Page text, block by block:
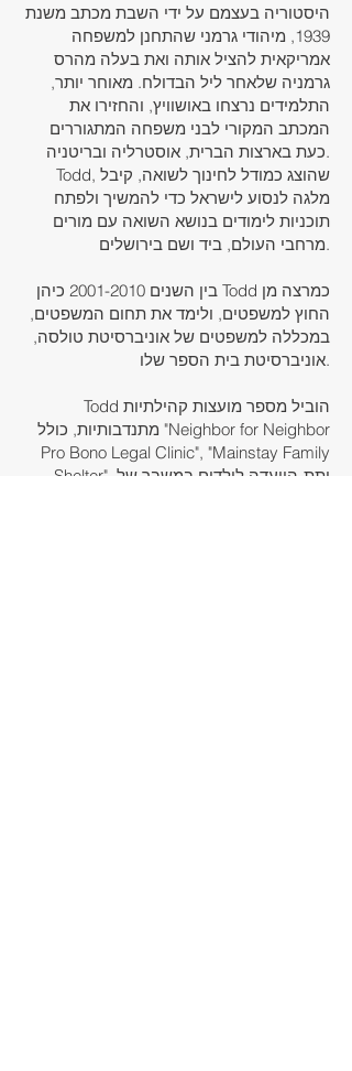
היסטוריה בעצמם על ידי השבת מכתב משנת
1939, מיהודי גרמני שהתחנן למשפחה
אמריקאית להציל אותה ואת בעלה מהרס
גרמניה שלאחר ליל הבדולח. מאוחר יותר,
התלמידים נרצחו באושוויץ, והחזירו את
המכתב המקורי לבני משפחה המתגוררים
כעת בארצות הברית, אוסטרליה ובריטניה.
Todd, שהוצג כמודל לחינוך לשואה, קיבל
מלגה לנסוע לישראל כדי להמשיך ולפתח
תוכניות לימודים בנושא השואה עם מורים
מרחבי העולם, ביד ושם בירושלים.
בין השנים 2001-2010 כיהן Todd כמרצה מן
החוץ למשפטים, ולימד את תחום המשפטים,
במכללה למשפטים של אוניברסיטת טולסה,
אוניברסיטת בית הספר שלו.
Todd הוביל מספר מועצות קהילתיות
מתנדבותיות, כולל "Neighbor for Neighbor
Pro Bono Legal Clinic", "Mainstay Family
Shelter", ותת-הוועדה לילדים במשבר של